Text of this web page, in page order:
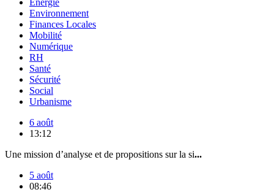
Environnement
Finances Locales
Mobilité
Numérique
RH
Santé
Sécurité
Social
Urbanisme
6 août
13:12
Une mission d’analyse et de propositions sur la si...
5 août
08:46